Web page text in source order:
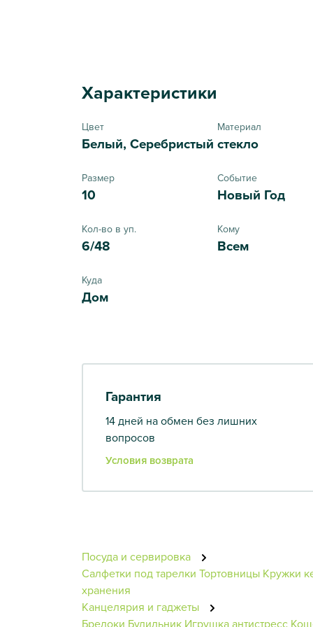
Характеристики
Цвет
Белый, Серебристый
Материал
стекло
Размер
10
Событие
Новый Год
Кол-во в уп.
6/48
Кому
Всем
Куда
Дом
Гарантия
14 дней на обмен без лишних
вопросов
Условия возврата
Посуда и сервировка
Салфетки под тарелки Тортовницы Кружки
хранения
Канцелярия и гаджеты
Брелоки Будильник Игрушка антистресс